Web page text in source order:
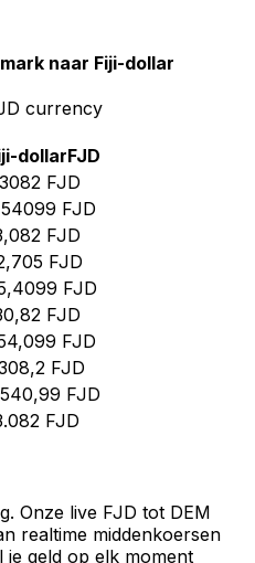
naar Fiji-dollar
currency
dollarFJD
FJD
FJD
FJD
FJD
FJD
FJD
FJD
FJD
FJD
FJD
Onze live FJD tot DEM
realtime middenkoersen
je geld op elk moment